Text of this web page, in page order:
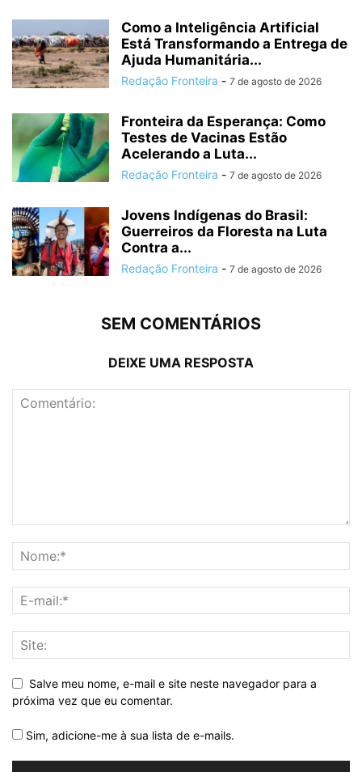
Como a Inteligência Artificial
Está Transformando a Entrega de
Ajuda Humanitária...
Redação Fronteira - 7 de agosto de 2026
Fronteira da Esperança: Como
Testes de Vacinas Estão
Acelerando a Luta...
Redação Fronteira - 7 de agosto de 2026
Jovens Indígenas do Brasil:
Guerreiros da Floresta na Luta
Contra a...
Redação Fronteira - 7 de agosto de 2026
SEM COMENTÁRIOS
DEIXE UMA RESPOSTA
Salve meu nome, e-mail e site neste navegador para a
próxima vez que eu comentar.
Sim, adicione-me à sua lista de e-mails.